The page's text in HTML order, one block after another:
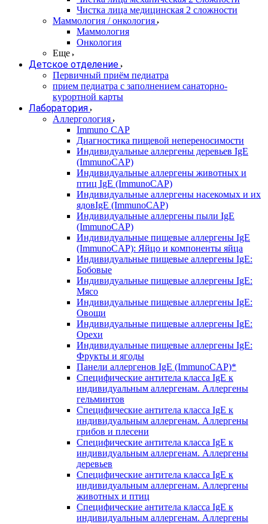
Чистка лица медицинская 2 сложности
Маммология / онкология
Маммология
Онкология
Еще
Детское отделение
Первичный приём педиатра
прием педиатра с заполнением санаторно-
курортной карты
Лаборатория
Аллергология
Immuno CAP
Диагностика пищевой непереносимости
Индивидуальные аллергены деревьев IgE
(ImmunoCAP)
Индивидуальные аллергены животных и
птиц IgE (ImmunoCAP)
Индивидуальные аллергены насекомых и их
ядовIgE (ImmunoCAP)
Индивидуальные аллергены пыли IgE
(ImmunoCAP)
Индивидуальные пищевые аллергены IgE
(ImmunoCAP): Яйцо и компоненты яйца
Индивидуальные пищевые аллергены IgE:
Бобовые
Индивидуальные пищевые аллергены IgE:
Мясо
Индивидуальные пищевые аллергены IgE:
Овощи
Индивидуальные пищевые аллергены IgE:
Орехи
Индивидуальные пищевые аллергены IgE:
Фрукты и ягоды
Панели аллергенов IgE (ImmunoCAP)*
Специфические антитела класса IgE к
индивидуальным аллергенам. Аллергены
гельминтов
Специфические антитела класса IgE к
индивидуальным аллергенам. Аллергены
грибов и плесени
Специфические антитела класса IgE к
индивидуальным аллергенам. Аллергены
деревьев
Специфические антитела класса IgE к
индивидуальным аллергенам. Аллергены
животных и птиц
Специфические антитела класса IgE к
индивидуальным аллергенам. Аллергены